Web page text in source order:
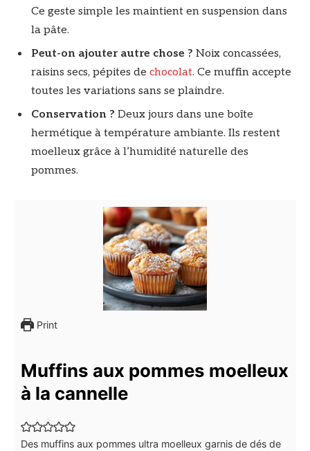
Ce geste simple les maintient en suspension dans
la pâte.
Peut-on ajouter autre chose ? Noix concassées,
raisins secs, pépites de chocolat. Ce muffin accepte
toutes les variations sans se plaindre.
Conservation ? Deux jours dans une boîte
hermétique à température ambiante. Ils restent
moelleux grâce à l’humidité naturelle des
pommes.
Print
Muffins aux pommes moelleux
à la cannelle
Des muffins aux pommes ultra moelleux garnis de dés de